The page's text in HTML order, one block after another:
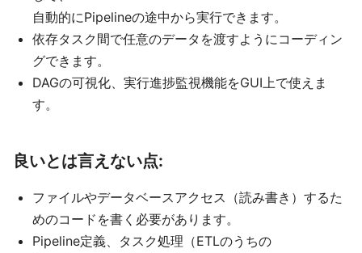
自動的にPipelineの途中から実行できます。
依存タスク間で任意のデータを渡すようにコーディン
グできます。
DAGの可視化、実行進捗監視機能をGUI上で使えま
す。
良いとは言えない点:
ファイルやデータベースアクセス（読み書き）するた
めのコードを書く必要があります。
Pipeline定義、タスク処理（ETLのうちの